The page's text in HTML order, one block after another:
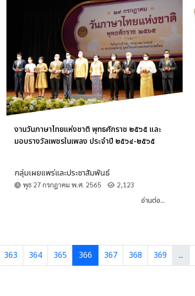
งานวันภาษาไทยแห่งชาติ พุทธศักราช ๒๕๖๕ และ
มอบรางวัลเพชรในเพลง ประจำปี ๒๕๖๔-๒๕๖๕
กลุ่มเผยแพร่และประชาสัมพันธ์
พุธ 27 กรกฎาคม พ.ศ. 2565 2,123
อ่านต่อ...
363 364 365 366 367 368 369 ...